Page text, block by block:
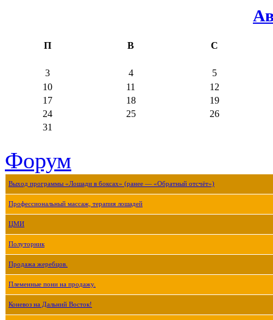
П В С
3 4
5
10
11
12
17
18
19
24
25
26
31
Форум
Выход программы «Лошади в боксах» (ранее — «Обратный отсчёт»)
Профессиональный массаж, терапия лошадей
ЦМИ
Полуторник
Продажа жеребцов.
Племенные пони на продажу.
Коневоз на Дальний Восток!